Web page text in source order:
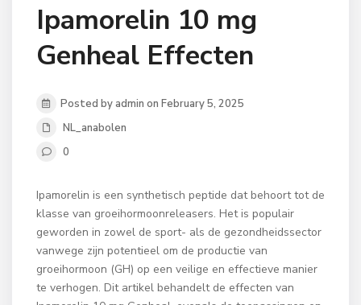
Ipamorelin 10 mg
Genheal Effecten
Posted by admin on February 5, 2025
NL_anabolen
0
Ipamorelin is een synthetisch peptide dat behoort tot de
klasse van groeihormoonreleasers. Het is populair
geworden in zowel de sport- als de gezondheidssector
vanwege zijn potentieel om de productie van
groeihormoon (GH) op een veilige en effectieve manier
te verhogen. Dit artikel behandelt de effecten van